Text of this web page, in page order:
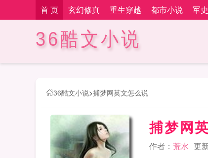
首 页 玄幻修真 重生穿越 都市小说 军
36酷文小说
36酷文小说>捕梦网英文怎么说
捕梦网
作者： 荒水 更